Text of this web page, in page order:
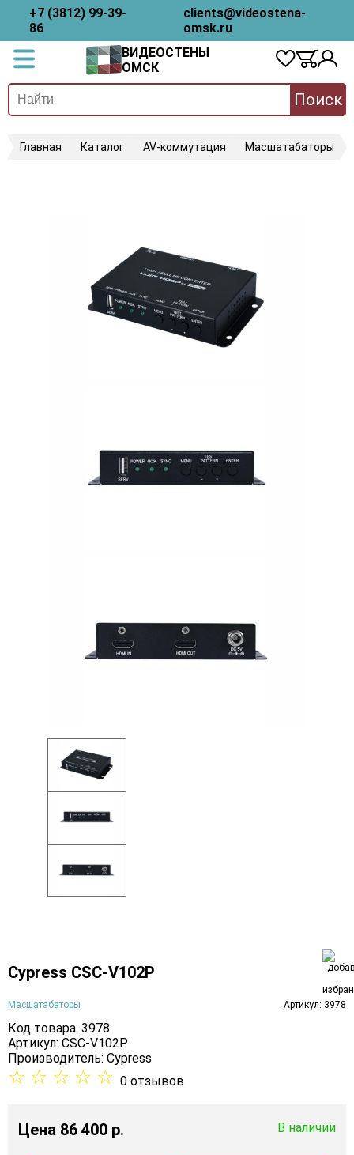
+7 (3812) 99-39-
86
clients@videostena-
omsk.ru
ВИДЕОСТЕНЫ
ОМСК
Поиск
Главная Каталог AV-коммутация Масшатабаторы
Cypress CSC-V102P
Масшатабаторы Артикул: 3978
Код товара: 3978
Артикул: CSC-V102P
Производитель: Cypress
☆ ☆ ☆ ☆ ☆ 0 отзывов
Цена 86 400 p. В наличии